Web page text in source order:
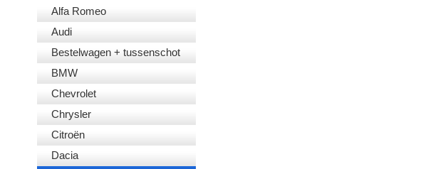
Alfa Romeo
Audi
Bestelwagen + tussenschot
BMW
Chevrolet
Chrysler
Citroën
Dacia